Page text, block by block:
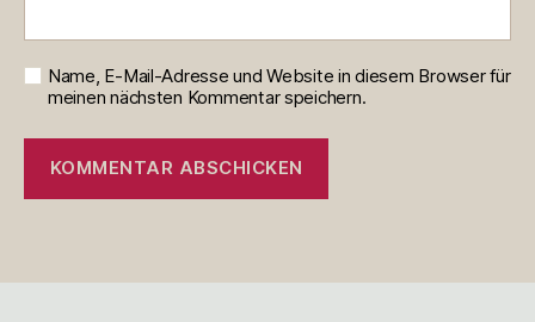
Name, E-Mail-Adresse und Website in diesem Browser für
meinen nächsten Kommentar speichern.